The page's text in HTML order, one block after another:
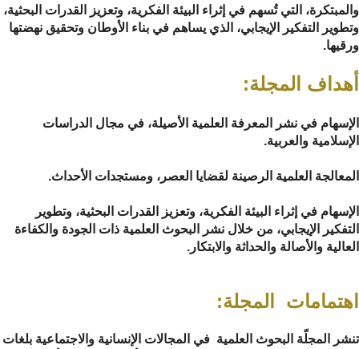
والمبتكرة، التي تُسهم في إثراء البيئة الفكرية، وتعزيز القدرات البحثية،
وتطوير التفكير الإيجابي، الذي يساهم في بناء الأوطان وتحقيق نهضتها
ورقيها.
أهداف المجلة:
الإسهام في نشر المعرفة العلمية الأصيلة، في مجال الدراسات
الإسلامية والعربية.
المعالجة العلمية الرصينة لقضايا العصر، ومستجدات الأحداث.
الإسهام في إثراء البيئة الفكرية، وتعزيز القدرات البحثية، وتطوير
التفكير الإيجابي، من خلال نشر البحوث العلمية ذات الجودة والكفاءة
العالية والأصالة والحداثة والابتكار.
اهتمامات المجلة:
تنشر المجلّة البحوث العلمية في المجالات الإنسانية والاجتماعية بلغات